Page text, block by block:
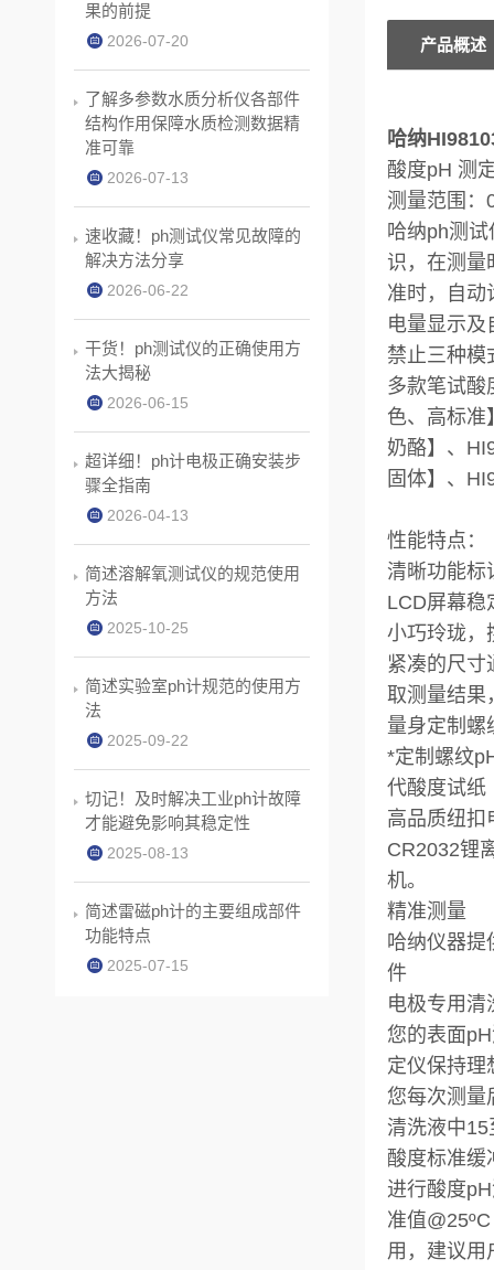
产品概述
哈纳
酸度pH 测
测量范围：
哈纳ph测试
识，在测量
准时，自动
电量显示
禁止三种模
多款笔试酸
色、高标准
奶酪】、
固体】、
性能特点：
清晰功能标
LCD屏幕稳
小巧玲珑，
紧凑的尺
取测量结果
量身定制螺
*定制螺纹
代酸度试纸
高品质纽扣
CR2032锂
机。
精准测量
哈纳仪器提
件
电极专用清
您的表面
定仪保持理
您每次测量
清洗液中
酸度标准缓
进行酸度
准值
用，建议
果的前提
2026-07-20
了解多参数水质分析仪各部件
结构作用保障水质检测数据精
准可靠
2026-07-13
速收藏！ph测试仪常见故障的
解决方法分享
2026-06-22
干货！ph测试仪的正确使用方
法大揭秘
2026-06-15
超详细！ph计电极正确安装步
骤全指南
2026-04-13
简述溶解氧测试仪的规范使用
方法
2025-10-25
简述实验室ph计规范的使用方
法
2025-09-22
切记！及时解决工业ph计故障
才能避免影响其稳定性
2025-08-13
简述雷磁ph计的主要组成部件
功能特点
2025-07-15